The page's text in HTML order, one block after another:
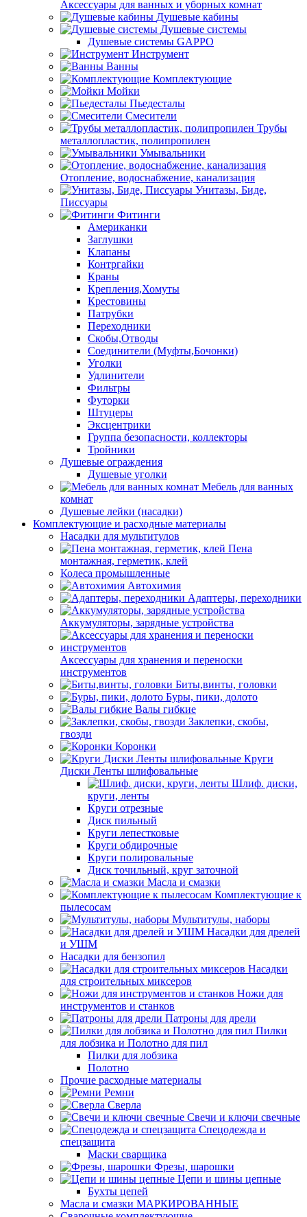
Аксессуары для ванных и уборных комнат
Душевые кабины
Душевые системы
Душевые системы GAPPO
Инструмент
Ванны
Комплектующие
Мойки
Пьедесталы
Смесители
Трубы
металлопластик, полипропилен
Умывальники
Отопление, водоснабжение, канализация
Унитазы, Биде,
Писсуары
Фитинги
Американки
Заглушки
Клапаны
Контргайки
Краны
Крепления,Хомуты
Крестовины
Патрубки
Переходники
Скобы,Отводы
Соединители (Муфты,Бочонки)
Уголки
Удлинители
Фильтры
Футорки
Штуцеры
Эксцентрики
Группа безопасности, коллекторы
Тройники
Душевые ограждения
Душевые уголки
Мебель для ванных
комнат
Душевые лейки (насадки)
Комплектующие и расходные материалы
Насадки для мультитулов
Пена
монтажная, герметик, клей
Колеса промышленные
Автохимия
Адаптеры, переходники
Аккумуляторы, зарядные устройства
Аксессуары для хранения и переноски
инструментов
Биты,винты, головки
Буры, пики, долото
Валы гибкие
Заклепки, скобы,
гвозди
Коронки
Круги
Диски Ленты шлифовальные
Шлиф. диски,
круги, ленты
Круги отрезные
Диск пильный
Круги лепестковые
Круги обдирочные
Круги полировальные
Диск точильный, круг заточной
Масла и смазки
Комплектующие к
пылесосам
Мультитулы, наборы
Насадки для дрелей
и УШМ
Насадки для бензопил
Насадки
для строительных миксеров
Ножи для
инструментов и станков
Патроны для дрели
Пилки
для лобзика и Полотно для пил
Пилки для лобзика
Полотно
Прочие расходные материалы
Ремни
Сверла
Свечи и ключи свечные
Спецодежда и
спецзащита
Маски сварщика
Фрезы, шарошки
Цепи и шины цепные
Бухты цепей
Масла и смазки МАРКИРОВАННЫЕ